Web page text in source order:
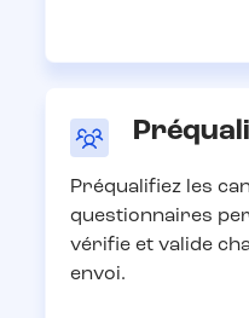
Préqualifiez les
questionnaires
vérifie et valide
envoi.